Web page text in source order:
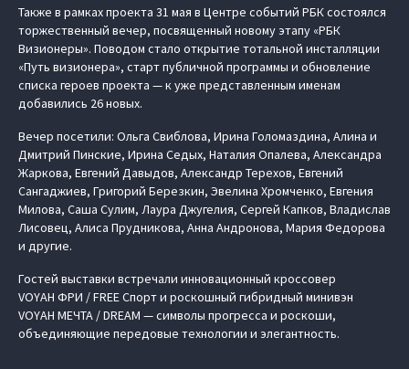
Также в рамках проекта 31 мая в Центре событий РБК состоялся
торжественный вечер, посвященный новому этапу «РБК
Визионеры». Поводом стало открытие тотальной инсталляции
«Путь визионера», старт публичной программы и обновление
списка героев проекта — к уже представленным именам
добавились 26 новых.
Вечер посетили: Ольга Свиблова, Ирина Голомаздина, Алина и
Дмитрий Пинские, Ирина Седых, Наталия Опалева, Александра
Жаркова, Евгений Давыдов, Александр Терехов, Евгений
Сангаджиев, Григорий Березкин, Эвелина Хромченко, Евгения
Милова, Саша Сулим, Лаура Джугелия, Сергей Капков, Владислав
Лисовец, Алиса Прудникова, Анна Андронова, Мария Федорова
и другие.
Гостей выставки встречали инновационный кроссовер
VOYAH ФРИ / FREE Спорт и роскошный гибридный минивэн
VOYAH МЕЧТА / DREAM — символы прогресса и роскоши,
объединяющие передовые технологии и элегантность.